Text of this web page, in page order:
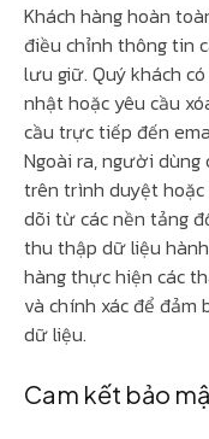
Khách hàng hoàn
điều chỉnh thông tin
lưu giữ. Quý khách
nhật hoặc yêu cầu
cầu trực tiếp đến
Ngoài ra, người
trên trình duyệt
dõi từ các nền tảng
thu thập dữ liệu
hàng thực hiện các
và chính xác để
dữ liệu.
Cam kết bảo